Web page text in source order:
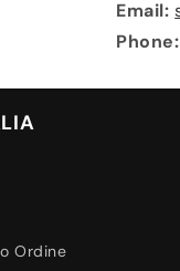
Email:
Phone:
Ordine